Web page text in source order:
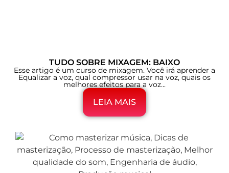
TUDO SOBRE MIXAGEM: BAIXO
Esse artigo é um curso de mixagem. Você irá aprender a
Equalizar a voz, qual compressor usar na voz, quais os
melhores efeitos para a voz...
LEIA MAIS